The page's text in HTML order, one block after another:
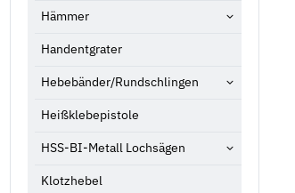
Hämmer
Handentgrater
Hebebänder/Rundschlingen
Heißklebepistole
HSS-BI-Metall Lochsägen
Klotzhebel